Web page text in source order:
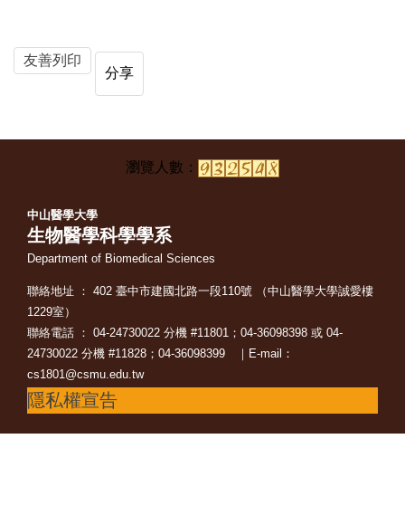
友善列印
分享
中山醫學大學
生物醫學科學學系
Department of Biomedical Sciences
聯絡地址 ： 402 臺中市建國北路一段110號 （中山醫學大學誠愛樓
1229室）
聯絡電話 ： 04-24730022 分機 #11801；04-36098398 或 04-
24730022 分機 #11828；04-36098399 ｜E-mail：
cs1801@csmu.edu.tw
隱私權宣告